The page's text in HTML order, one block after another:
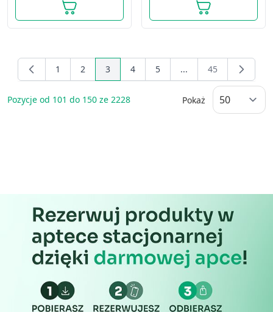
Pozycje od 101 do 150 ze 2228
Page
1 Page
2 You're currently reading page
3 Page
4 Page
5 ... Page
45
Pokaż